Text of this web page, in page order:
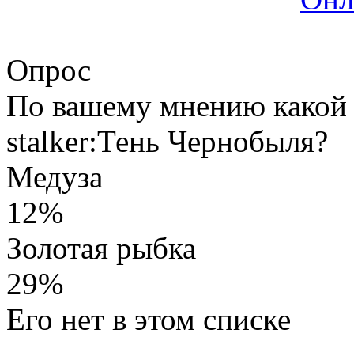
Опрос
По вашему мнению
stalker:Тень Чернобыля?
Медуза
12%
Золотая рыбка
29%
Его нет в этом списке